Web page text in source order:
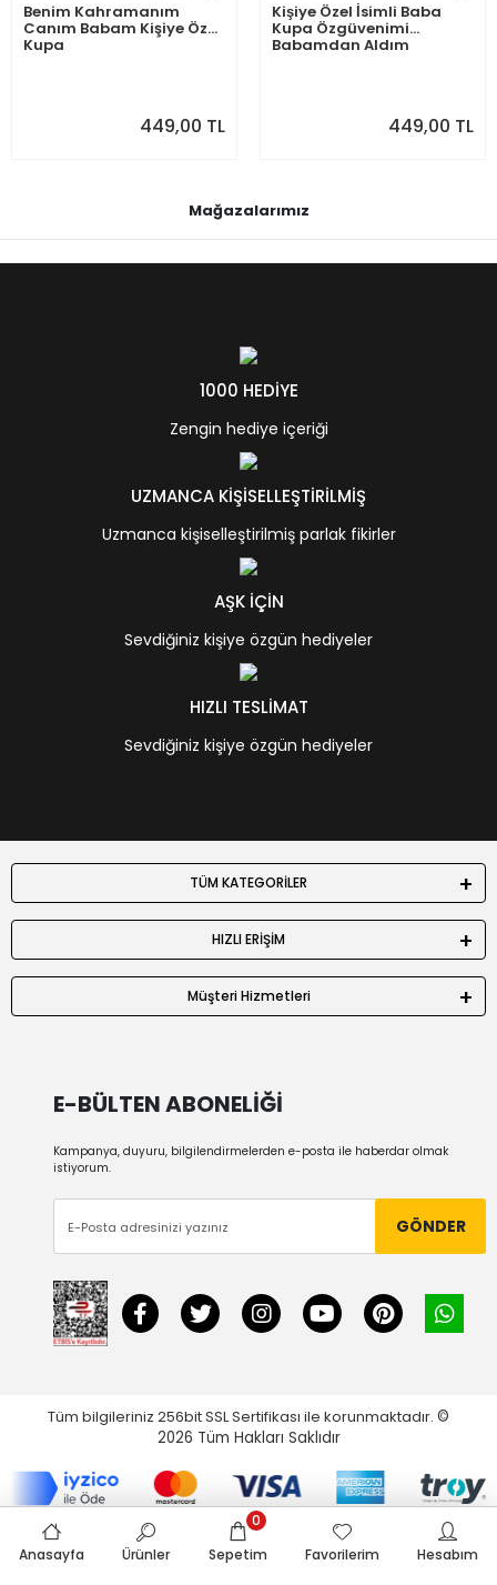
Benim Kahramanım
Canım Babam Kişiye Özel
Kupa
449,00 TL
Kişiye Özel İsimli Baba
Kupa Özgüvenimi
Babamdan Aldım
449,00 TL
Mağazalarımız
1000 HEDİYE
Zengin hediye içeriği
UZMANCA KİŞİSELLEŞTİRİLMİŞ
Uzmanca kişiselleştirilmiş parlak fikirler
AŞK İÇİN
Sevdiğiniz kişiye özgün hediyeler
HIZLI TESLİMAT
Sevdiğiniz kişiye özgün hediyeler
TÜM KATEGORİLER
HIZLI ERİŞİM
Müşteri Hizmetleri
E-BÜLTEN ABONELİĞİ
Kampanya, duyuru, bilgilendirmelerden e-posta ile haberdar olmak
istiyorum.
GÖNDER
Tüm bilgileriniz 256bit SSL Sertifikası ile korunmaktadır. ©
2026 Tüm Hakları Saklıdır
Anasayfa Ürünler Sepetim
0
Favorilerim
Hesabım